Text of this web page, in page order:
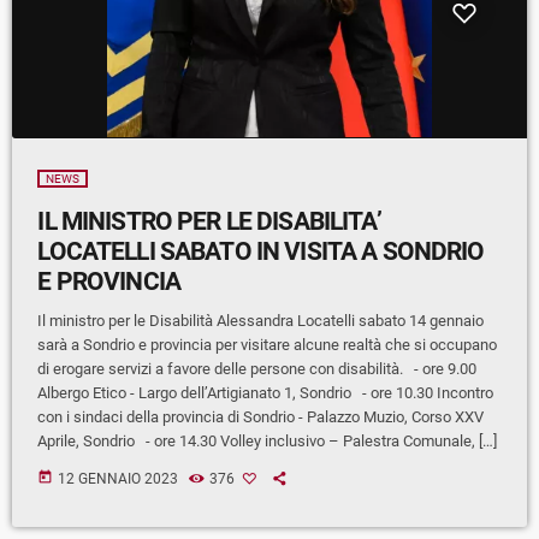
NEWS
IL MINISTRO PER LE DISABILITA’
LOCATELLI SABATO IN VISITA A SONDRIO
E PROVINCIA
Il ministro per le Disabilità Alessandra Locatelli sabato 14 gennaio
sarà a Sondrio e provincia per visitare alcune realtà che si occupano
di erogare servizi a favore delle persone con disabilità. - ore 9.00
Albergo Etico - Largo dell’Artigianato 1, Sondrio - ore 10.30 Incontro
con i sindaci della provincia di Sondrio - Palazzo Muzio, Corso XXV
Aprile, Sondrio - ore 14.30 Volley inclusivo – Palestra Comunale, […]
today 12 GENNAIO 2023 376